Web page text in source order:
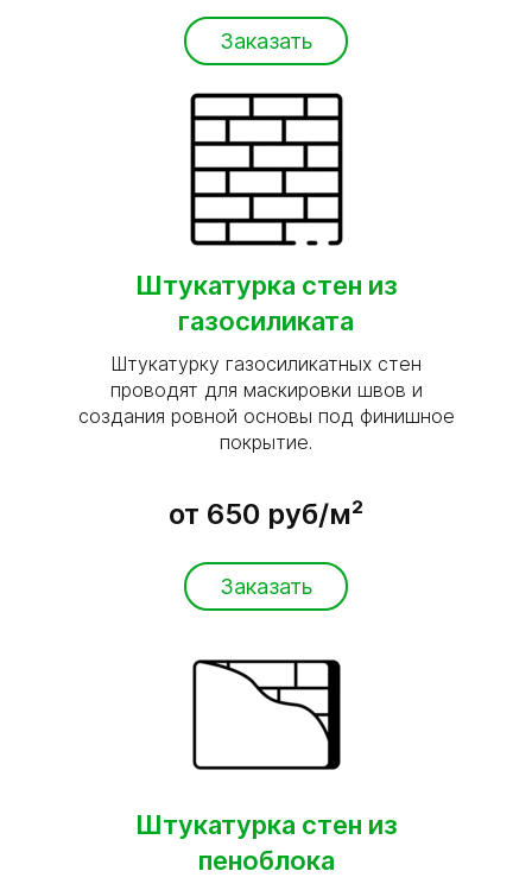
Заказать
Штукатурка стен из
газосиликата
Штукатурку газосиликатных стен
проводят для маскировки швов и
создания ровной основы под финишное
покрытие.
от 650 руб/м²
Заказать
Штукатурка стен из
пеноблока